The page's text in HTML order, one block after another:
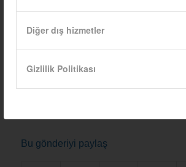
Diğer dış hizmetler
Gizlilik Politikası
ISOTEC Solar Montaj Sistemleri olarak,
iletişime geçin.
Bu gönderiyi paylaş